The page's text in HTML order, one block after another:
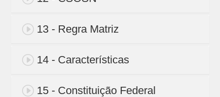
13 - Regra Matriz
14 - Características
15 - Constituição Federal